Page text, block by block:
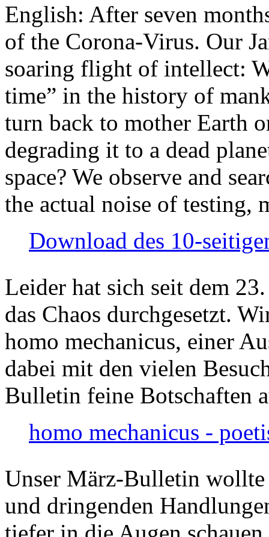
English: After seven
of the Corona-Virus. Our
soaring flight of intellect:
time” in the history of
turn back to mother Earth
degrading it to a dead
space? We observe and
the actual noise of testing,
Download des 10-
Leider hat sich seit dem
das Chaos durchgesetzt.
homo mechanicus, einer
dabei mit den vielen
Bulletin feine Botschaften
homo mechanicus -
Unser März-Bulletin
und dringenden